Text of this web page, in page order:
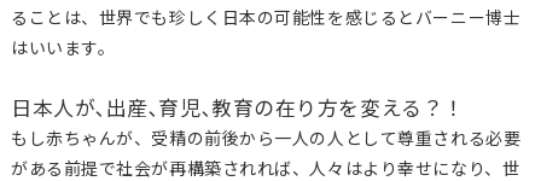
ることは、世界でも珍しく日本の可能性を感じるとバーニー博士
はいいます。
日本人が､出産､育児､教育の在り方を変える？！
もし赤ちゃんが、受精の前後から一人の人として尊重される必要
がある前提で社会が再構築されれば、人々はより幸せになり、世